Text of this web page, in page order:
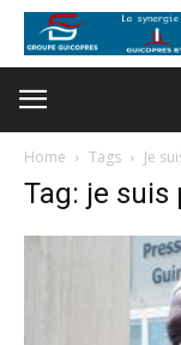
Home Tags Je
Tag: je suis